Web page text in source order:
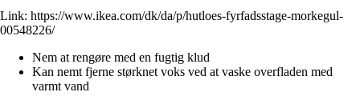
Link: https://www.ikea.com/dk/da/p/hutloes-fyrfadsstage-morkegul-
00548226/
Nem at rengøre med en fugtig klud
Kan nemt fjerne størknet voks ved at vaske overfladen med
varmt vand